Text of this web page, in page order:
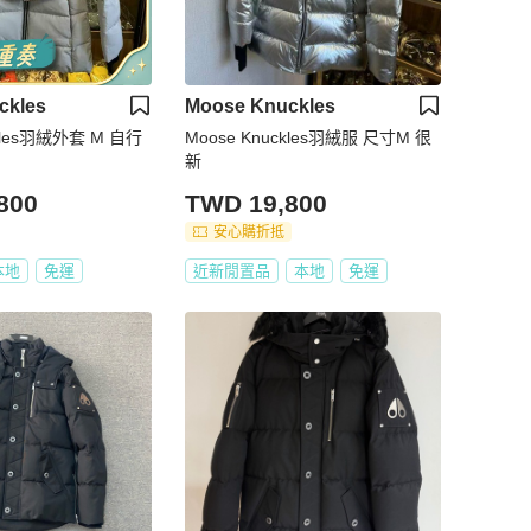
羽絨外套 M 自行
地 免運
Moose Knuckles
Moose Knuckles羽絨服 尺寸M 很
新
TWD 19,800
安心購折抵
近新閒置品 本地 免運